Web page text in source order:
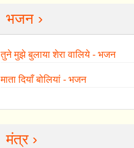
भजन ›
तुने मुझे बुलाया शेरा वालिये - भजन
माता दियाँ बोलियां - भजन
मंत्र ›